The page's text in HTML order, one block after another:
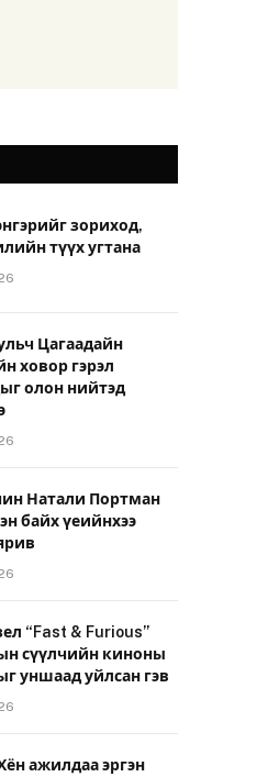
зориход,
түүх угтана
Цагаадайн
ховор гэрэл
олон нийтэд
Натали Портман
байх үеийнхээ
“Fast & Furious”
сүүлчийн киноны
уншаад уйлсан гэв
ажилдаа эргэн